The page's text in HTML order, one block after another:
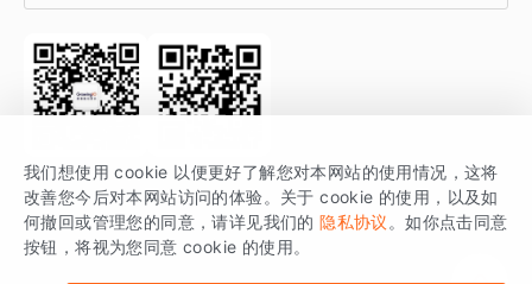
开发者文档
SDK 文档
场景指南
行业活动
关注公众号 获取更多干货
GrowingIO 是专注于数据智能分析与增长的品牌，核心平台为 GrowingIO
分析云。
我们想使用 cookie 以便更好了解您对本网站的使用情况，这将
改善您今后对本网站访问的体验。关于 cookie 的使用，以及如
何撤回或管理您的同意，请详见我们的 隐私协议 。如你点击同意
按钮，将视为您同意 cookie 的使用。